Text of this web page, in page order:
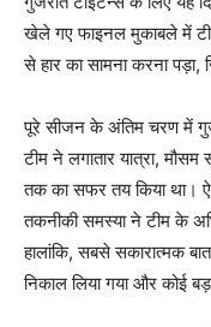
खेले गए फाइनल मुकाबले में
से हार का सामना करना
पूरे सीजन के अंतिम चरण में
टीम ने लगातार यात्रा,
तक का सफर तय किया था।
तकनीकी समस्या ने टीम के
हालांकि, सबसे सकारात्मक
निकाल लिया गया और कोई